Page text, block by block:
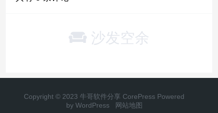
沙发空余
Copyright © 2023 牛哥软件分享 CorePress Powered
by WordPress
网站地图